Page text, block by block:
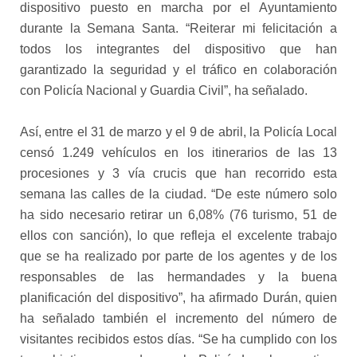
dispositivo puesto en marcha por el Ayuntamiento
durante la Semana Santa. “Reiterar mi felicitación a
todos los integrantes del dispositivo que han
garantizado la seguridad y el tráfico en colaboración
con Policía Nacional y Guardia Civil”, ha señalado.
Así, entre el 31 de marzo y el 9 de abril, la Policía Local
censó 1.249 vehículos en los itinerarios de las 13
procesiones y 3 vía crucis que han recorrido esta
semana las calles de la ciudad. “De este número solo
ha sido necesario retirar un 6,08% (76 turismo, 51 de
ellos con sanción), lo que refleja el excelente trabajo
que se ha realizado por parte de los agentes y de los
responsables de las hermandades y la buena
planificación del dispositivo”, ha afirmado Durán, quien
ha señalado también el incremento del número de
visitantes recibidos estos días. “Se ha cumplido con los